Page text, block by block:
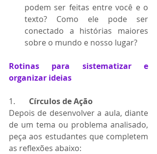
podem ser feitas entre você e o
texto? Como ele pode ser
conectado a histórias maiores
sobre o mundo e nosso lugar?
Rotinas para sistematizar e
organizar ideias
1. Círculos de Ação
Depois de desenvolver a aula, diante
de um tema ou problema analisado,
peça aos estudantes que completem
as reflexões abaixo: